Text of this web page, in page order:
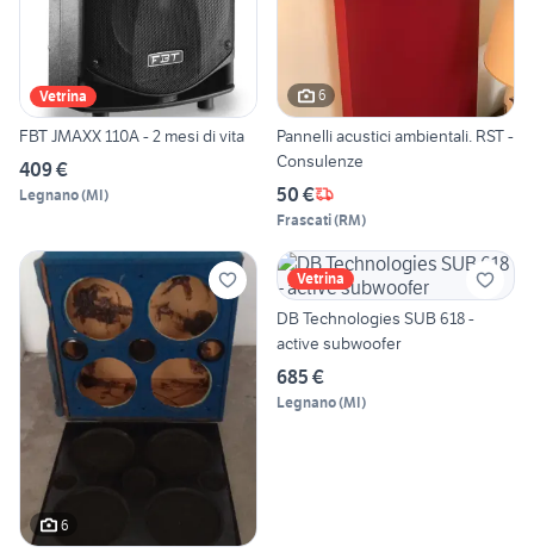
Vetrina
FBT JMAXX 110A - 2 mesi di vita
409 €
Legnano(MI)
6
Pannelli acustici ambientali. RST -
Consulenze
50 €
Frascati(RM)
6
Vetrina
DB Technologies SUB 618 -
active subwoofer
685 €
Legnano(MI)